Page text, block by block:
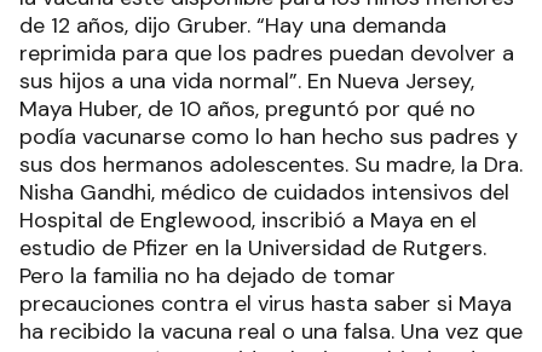
de 12 años, dijo Gruber. “Hay una demanda
reprimida para que los padres puedan devolver a
sus hijos a una vida normal”. En Nueva Jersey,
Maya Huber, de 10 años, preguntó por qué no
podía vacunarse como lo han hecho sus padres y
sus dos hermanos adolescentes. Su madre, la Dra.
Nisha Gandhi, médico de cuidados intensivos del
Hospital de Englewood, inscribió a Maya en el
estudio de Pfizer en la Universidad de Rutgers.
Pero la familia no ha dejado de tomar
precauciones contra el virus hasta saber si Maya
ha recibido la vacuna real o una falsa. Una vez que